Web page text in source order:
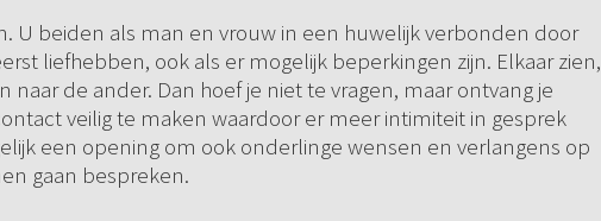
U beiden als man en vrouw in een huwelijk verbonden door
liefhebben, ook als er mogelijk beperkingen zijn. Elkaar zien,
de ander. Dan hoef je niet te vragen, maar ontvang je
veilig te maken waardoor er meer intimiteit in gesprek
een opening om ook onderlinge wensen en verlangens op
gaan bespreken.